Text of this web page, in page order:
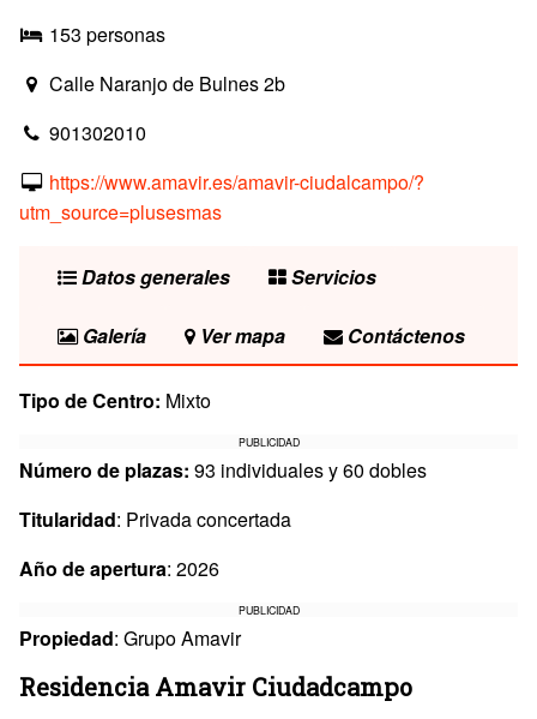
153 personas
Calle Naranjo de Bulnes 2b
901302010
https://www.amavir.es/amavir-ciudalcampo/?
utm_source=plusesmas
Datos generales Servicios
Galería Ver mapa Contáctenos
Tipo de Centro: Mixto
PUBLICIDAD
Número de plazas: 93 individuales y 60 dobles
Titularidad: Privada concertada
Año de apertura: 2026
PUBLICIDAD
Propiedad: Grupo Amavir
Residencia Amavir Ciudadcampo